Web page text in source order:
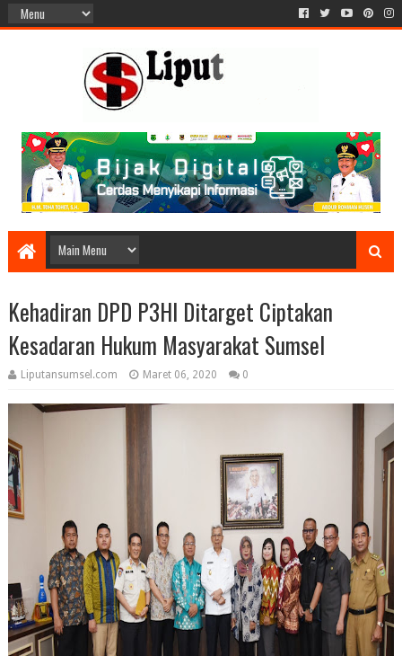
Kehadiran DPD P3HI Ditarget Ciptakan
Kesadaran Hukum Masyarakat Sumsel
Liputansumsel.com Maret 06, 2020 0